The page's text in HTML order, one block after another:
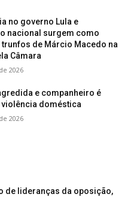
no governo Lula e
nacional surgem como
de Márcio Macedo na
Câmara
2026
e companheiro é
doméstica
2026
de lideranças da oposição,